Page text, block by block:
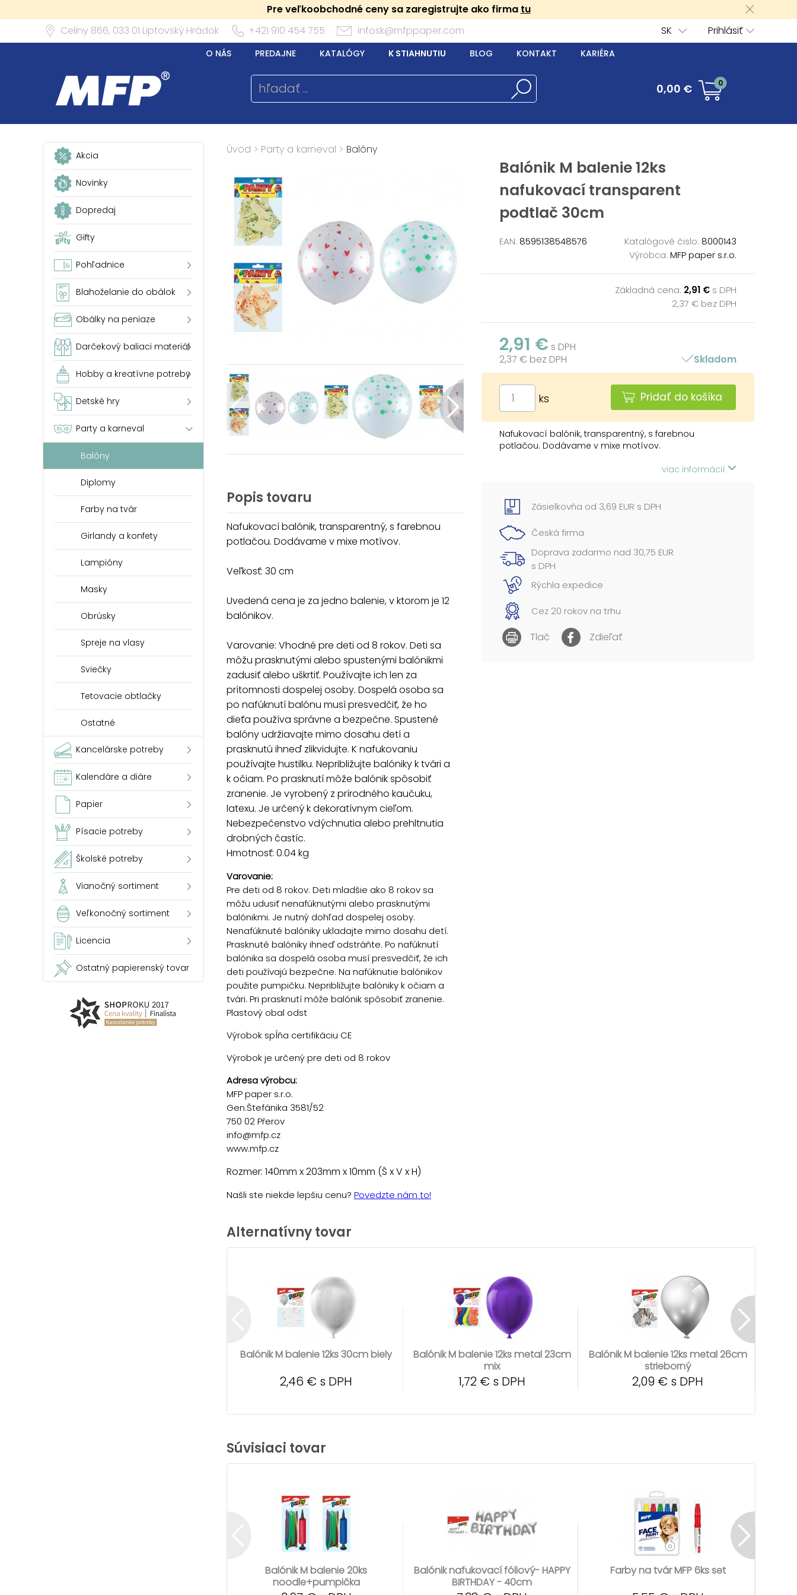
Pre veľkoobchodné ceny sa zaregistrujte ako firma tu
Celiny 866, 033 01 Liptovský Hrádok +421 910 454 755 infosk@mfppaper.com Prihlásiť
SK
O NÁS PREDAJNE KATALÓGY K STIAHNUTIU BLOG KONTAKT KARIÉRA
0,00 € 0
Akcia
Novinky
Dopredaj
Gifty
Pohľadnice
Blahoželanie do obálok
Obálky na peniaze
Darčekový baliaci materiál
Hobby a kreatívne potreby
Detské hry
Party a karneval
Balóny
Diplomy
Farby na tvár
Girlandy a konfety
Lampióny
Masky
Obrúsky
Spreje na vlasy
Sviečky
Tetovacie obtlačky
Ostatné
Kancelárske potreby
Kalendáre a diáre
Papier
Písacie potreby
Školské potreby
Vianočný sortiment
Veľkonočný sortiment
Licencia
Ostatný papierenský tovar
Úvod > Party a karneval > Balóny
Balónik M balenie 12ks
nafukovací transparent
podtlač 30cm
EAN: 8595138548576 Katalógové čislo: 8000143
Výrobca: MFP paper s.r.o.
Základná cena: 2,91 € s DPH
2,37 € bez DPH
2,91 € s DPH
2,37 € bez DPH
Skladom
ks Pridať do košíka
Nafukovací balónik, transparentný, s farebnou
potlačou. Dodávame v mixe motívov.
balónikov.
Varovanie: Vhodné pre deti od 8 rokov. Deti sa môžu
prasknutými alebo spustenými balónikmi zadusiť alebo
uškrtiť. Používajte ich len za prítomnosti dospelej
osoby. Dospelá osoba sa po nafúknutí balónu musí
presvedčiť, že ho dieťa používa správne a bezpečne.
Spustené balóny udržiavajte mimo dosahu detí a
prasknutú ihneď zlikvidujte. K nafukovaniu používajte
hustilku. Nepribližujte balóniky k tvári a k očiam. Po
prasknutí môže balónik spôsobiť zranenie. Je vyrobený
z prírodného kaučuku, latexu. Je určený k dekoratívnym
cieľom. Nebezpečenstvo vdýchnutia alebo prehltnutia
viac informácií
Popis tovaru
Nafukovací balónik, transparentný, s farebnou
potlačou. Dodávame v mixe motívov.
Veľkosť: 30 cm
Uvedená cena je za jedno balenie, v ktorom je 12
balónikov.
Varovanie: Vhodné pre deti od 8 rokov. Deti sa
môžu prasknutými alebo spustenými balónikmi
zadusiť alebo uškrtiť. Používajte ich len za
prítomnosti dospelej osoby. Dospelá osoba sa
po nafúknutí balónu musí presvedčiť, že ho
dieťa používa správne a bezpečne. Spustené
balóny udržiavajte mimo dosahu detí a
prasknutú ihneď zlikvidujte. K nafukovaniu
používajte hustilku. Nepribližujte balóniky k tvári a
k očiam. Po prasknutí môže balónik spôsobiť
zranenie. Je vyrobený z prírodného kaučuku,
latexu. Je určený k dekoratívnym cieľom.
Nebezpečenstvo vdýchnutia alebo prehltnutia
drobných častíc.
Hmotnosť: 0.04 kg
Varovanie:
Pre deti od 8 rokov. Deti mladšie ako 8 rokov sa
môžu udusiť nenafúknutými alebo prasknutými
balónikmi. Je nutný dohľad dospelej osoby.
Nenafúknuté balóniky ukladajte mimo dosahu detí.
Prasknuté balóniky ihneď odstráňte. Po nafúknutí
balónika sa dospelá osoba musí presvedčiť, že ich
deti používajú bezpečne. Na nafúknutie balónikov
použite pumpičku. Nepribližujte balóniky k očiam a
tvári. Pri prasknutí môže balónik spôsobiť zranenie.
Plastový obal odst
Výrobok spĺňa certifikáciu CE
Výrobok je určený pre deti od 8 rokov
Adresa výrobcu:
MFP paper s.r.o.
Gen.Štefánika 3581/52
750 02 Přerov
info@mfp.cz
www.mfp.cz
Rozmer: 140mm x 203mm x 10mm (Š x V x H)
Našli ste niekde lepšiu cenu? Povedzte nám to!
Zásielkovňa od 3,69 EUR s DPH
Česká firma
Doprava zadarmo nad 30,75 EUR
s DPH
Rýchla expedice
Cez 20 rokov na trhu
Tlač Zdieľať
Alternatívny tovar
Balónik M balenie 12ks 30cm biely
2,46 € s DPH
Balónik M balenie 12ks metal 23cm
mix
1,72 € s DPH
Balónik M balenie 12ks metal 26cm
strieborný
2,09 € s DPH
Súvisiaci tovar
Balónik M balenie 20ks
noodle+pumpička
Balónik nafukovací fóliový- HAPPY
BIRTHDAY - 40cm
Farby na tvár MFP 6ks set